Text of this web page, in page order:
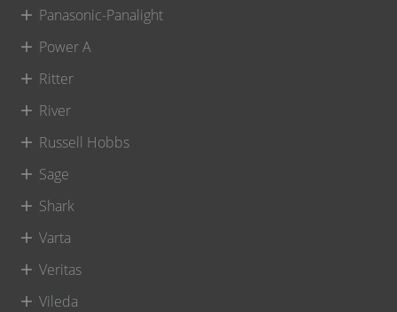
Panasonic-Panalight
Power A
Ritter
River
Russell Hobbs
Sage
Shark
Varta
Veritas
Vileda